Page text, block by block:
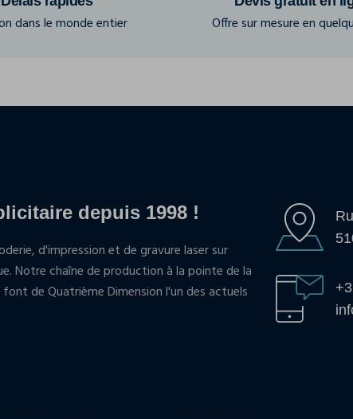
dans le monde entier Offre sur mesure en
depuis 1998 !
d'impression et de gravure laser sur
Notre chaîne de production à la pointe de la
de Quatrième Dimension l'un des actuels